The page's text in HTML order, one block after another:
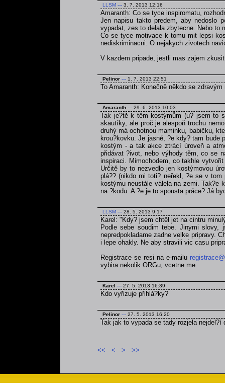
LLSM --- 3. 7. 2013 12:16
Amaranth: Co se tyce inspiromatu,
Jen napisu takto predem, aby nedoslo
vypadat, zes to delala zbytecne. Nebo to
Co se tyce motivace k tomu mit lepsi
nediskriminacni. O nejakych zivotech
V kazdem pripade, jestli mas zajem
Pelinor --- 1. 7. 2013 22:51
To Amaranth: Konečně někdo se zdravým
Amaranth --- 29. 6. 2013 10:03
Tak je?tě k těm kostýmům (u? jsem to
skautíky, ale proč je alespoň trochu
druhý má ochotnou maminku, babičku,
krou?kovku. Je jasné, ?e kdy? tam
kostým - a tak akce ztrácí úroveň a
přidávat ?ivot, nebo výhody těm, co se
inspiraci. Mimochodem, co takhle
Určitě by to nezvedlo jen kostýmovou
plá?? (nikdo mi toti? neřekl, ?e se v
kostýmu neustále válela na zemi. Tak?e
na ?kodu. A ?e je to spousta práce? Já
LLSM --- 28. 5. 2013 9:17
Karel: "Kdy? jsem chtěl jet na cintru
Podle sebe soudim tebe. Jinymi
nepredpokladame zadne velke pripravy.
i lepe ohakly. Ne aby stravili vic casu
Registrace se resi na e-mailu
vybira nekolik ORGu, vcetne me.
Karel --- 27. 5. 2013 16:39
Kdo vyřizuje přihlá?ky?
Pelinor --- 27. 5. 2013 16:20
Tak jak to vypada se tady rozjela nejdel?í
<< < > >>